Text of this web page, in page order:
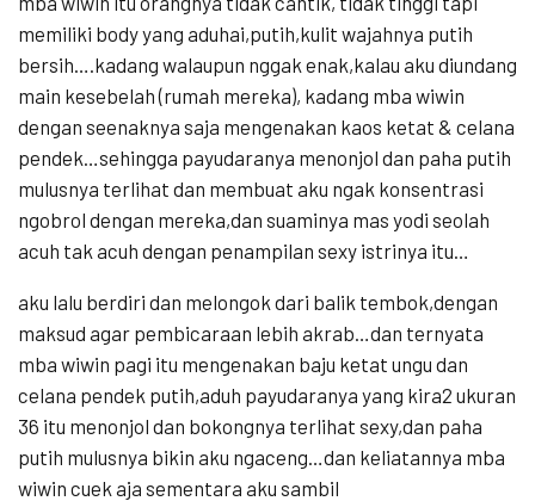
memiliki body yang aduhai,putih,kulit wajahnya putih
bersih….kadang walaupun nggak enak,kalau aku diundang
main kesebelah (rumah mereka), kadang mba wiwin
dengan seenaknya saja mengenakan kaos ketat & celana
pendek…sehingga payudaranya menonjol dan paha putih
mulusnya terlihat dan membuat aku ngak konsentrasi
ngobrol dengan mereka,dan suaminya mas yodi seolah
acuh tak acuh dengan penampilan sexy istrinya itu…
aku lalu berdiri dan melongok dari balik tembok,dengan
maksud agar pembicaraan lebih akrab…dan ternyata
mba wiwin pagi itu mengenakan baju ketat ungu dan
celana pendek putih,aduh payudaranya yang kira2 ukuran
36 itu menonjol dan bokongnya terlihat sexy,dan paha
putih mulusnya bikin aku ngaceng…dan keliatannya mba
wiwin cuek aja sementara aku sambil